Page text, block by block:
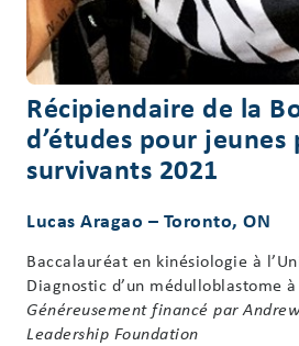
Récipiendaire de la
d’études pour
survivants 2021
Lucas Aragao – Toronto, ON
Baccalauréat en kinésiologie à
Diagnostic d’un médulloblastome à
Généreusement financé par
Leadership Foundation